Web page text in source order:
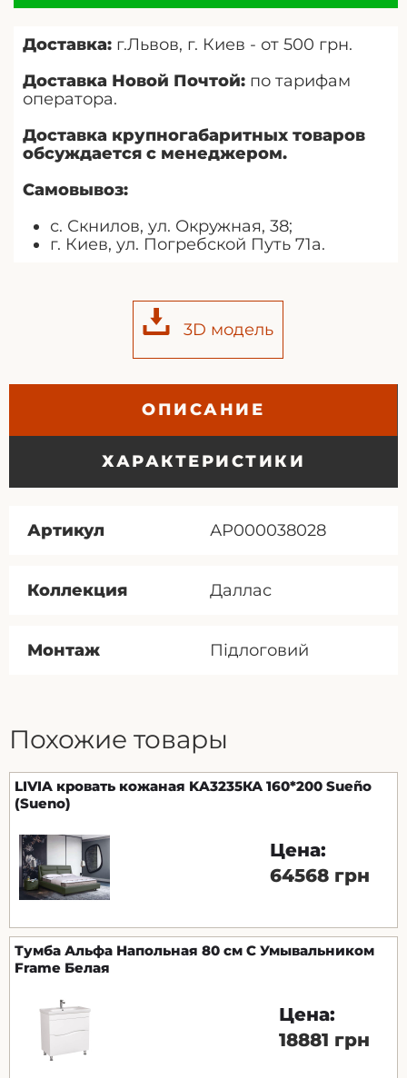
Доставка: г.Львов, г. Киев - от 500 грн.
Доставка Новой Почтой: по тарифам
оператора.
Доставка крупногабаритных товаров
обсуждается с менеджером.
Самовывоз:
с. Скнилов, ул. Окружная, 38;
г. Киев, ул. Погребской Путь 71а.
3D модель
ОПИСАНИЕ
ХАРАКТЕРИСТИКИ
Артикул АР000038028
Коллекция Даллас
Монтаж Підлоговий
Похожие товары
LIVIA кровать кожаная KA3235КА 160*200 Sueño
(Sueno)
Цена:
64568 грн
Тумба Альфа Напольная 80 см С Умывальником
Frame Белая
Цена:
18881 грн